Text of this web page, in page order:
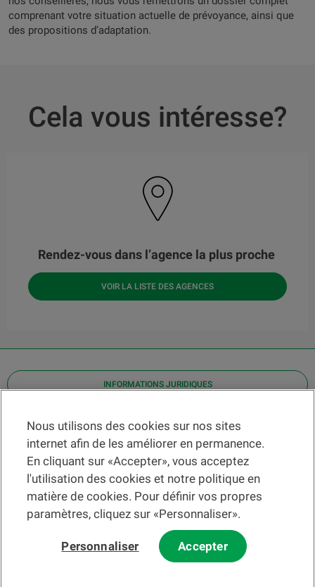
comprenant votre situation actuelle de prévoyance, ainsi que
des propositions d’adaptation.
Cela vous intéresse?
Rendez-vous dans l’agence la plus proche
VOIR LA LISTE DES AGENCES
INFORMATIONS JURIDIQUES
Contact
Localiser une agence
Aide
Actualités
Taux de change
Nous utilisons des cookies sur nos sites
internet afin de les améliorer en permanence.
En cliquant sur «Accepter», vous acceptez
l'utilisation des cookies et notre politique en
matière de cookies. Pour définir vos propres
paramètres, cliquez sur «Personnaliser».
Personnaliser Accepter